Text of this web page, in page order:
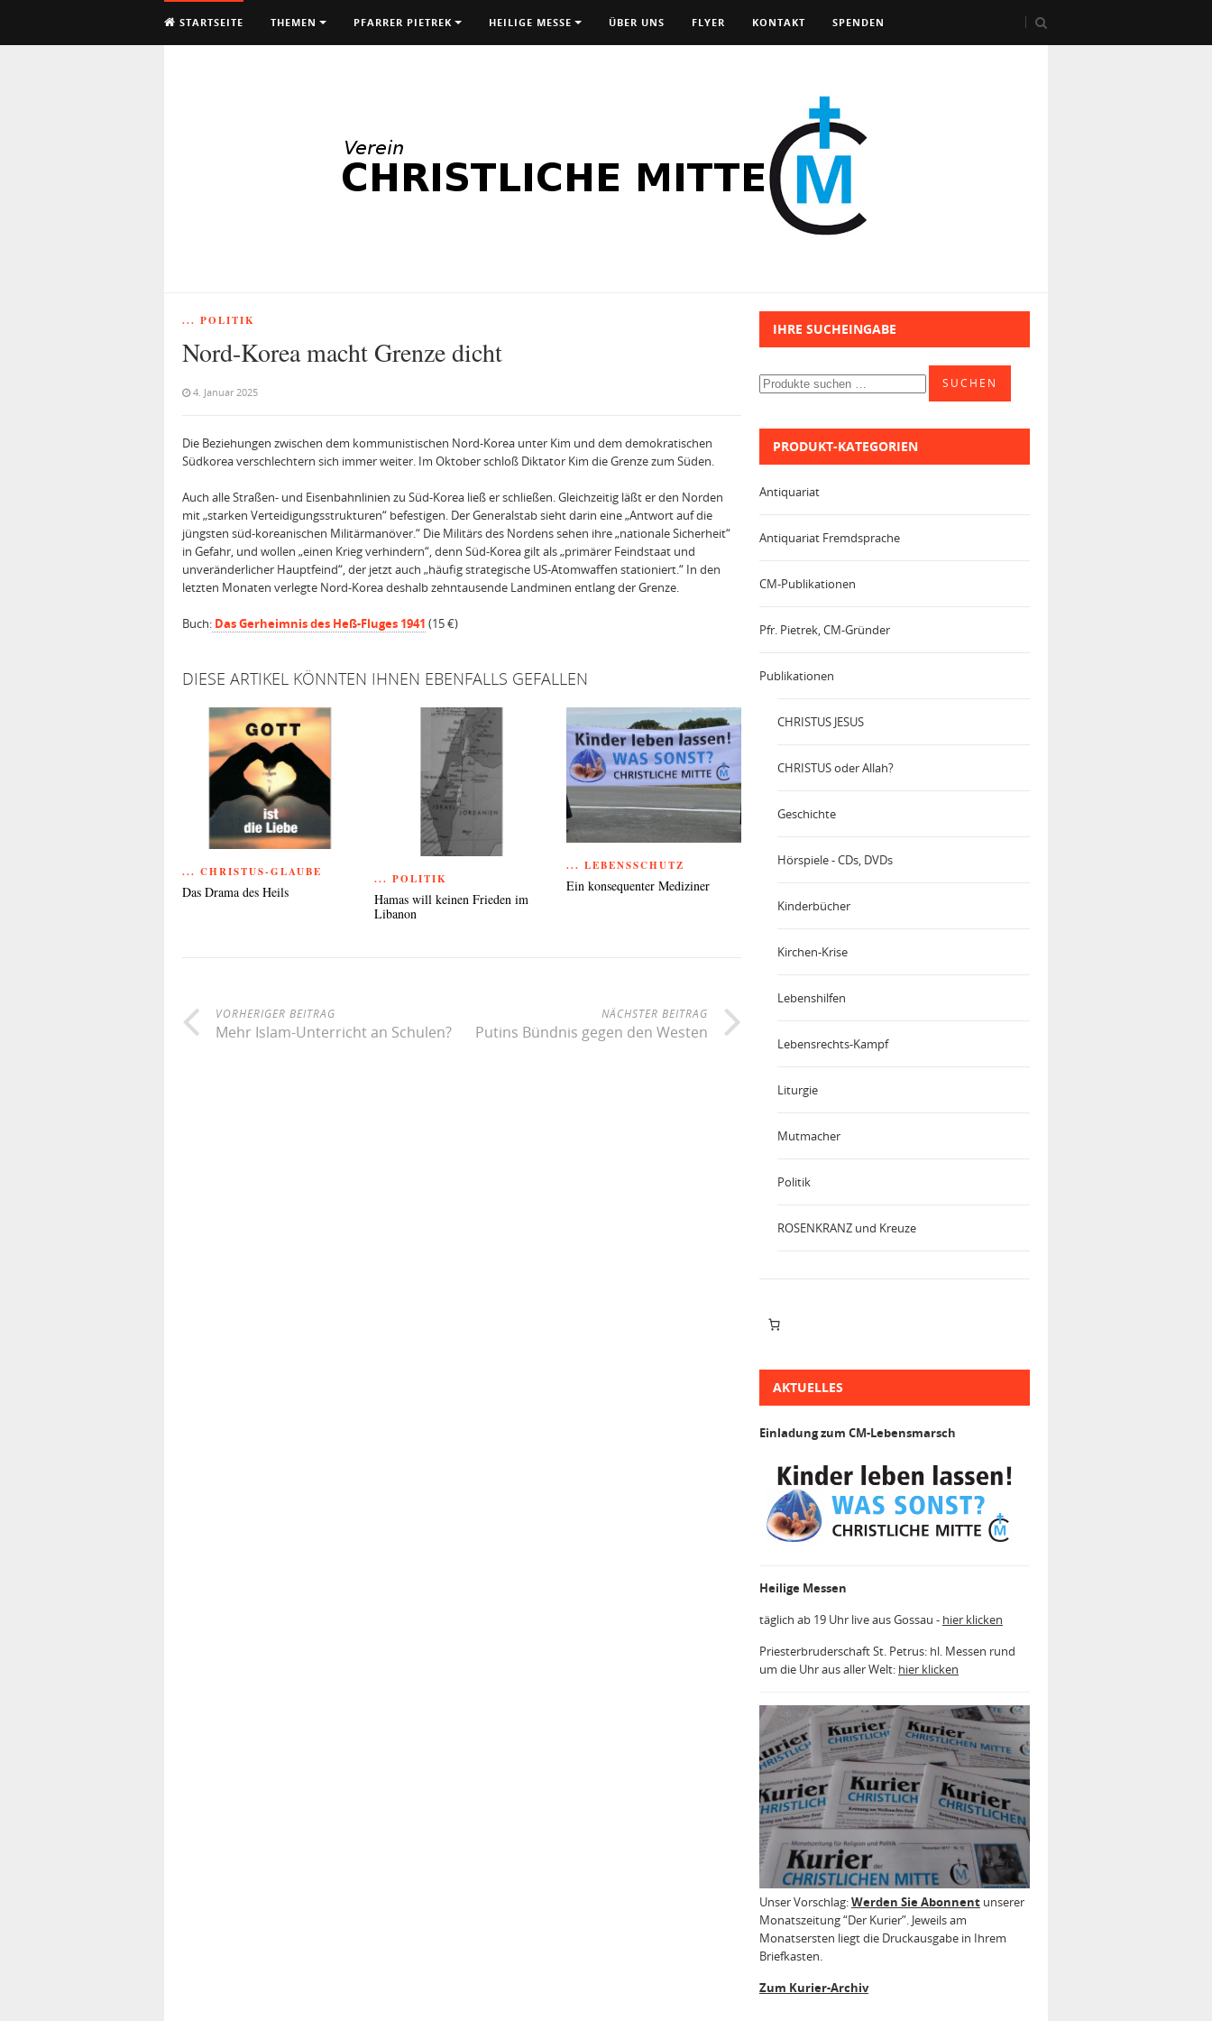
STARTSEITE THEMEN PFARRER PIETREK HEILIGE MESSE ÜBER UNS FLYER KONTAKT SPENDEN
... POLITIK
Nord-Korea macht Grenze dicht
4. Januar 2025
Die Beziehungen zwischen dem kommunistischen Nord-Korea unter Kim und dem demokratischen
Südkorea verschlechtern sich immer weiter. Im Oktober schloß Diktator Kim die Grenze zum Süden.
Auch alle Straßen- und Eisenbahnlinien zu Süd-Korea ließ er schließen. Gleichzeitig läßt er den Norden
mit „starken Verteidigungsstrukturen“ befestigen. Der Generalstab sieht darin eine „Antwort auf die
jüngsten süd-koreanischen Militärmanöver.“ Die Militärs des Nordens sehen ihre „nationale Sicherheit“
in Gefahr, und wollen „einen Krieg verhindern“, denn Süd-Korea gilt als „primärer Feindstaat und
unveränderlicher Hauptfeind“, der jetzt auch „häufig strategische US-Atomwaffen stationiert.“ In den
letzten Monaten verlegte Nord-Korea deshalb zehntau­sende Landminen entlang der Grenze.
Buch: Das Gerheimnis des Heß-Fluges 1941 (15 €)
DIESE ARTIKEL KÖNNTEN IHNEN EBENFALLS GEFALLEN
... CHRISTUS-GLAUBE
Das Drama des Heils
... POLITIK
Hamas will keinen Frieden im
Libanon
... LEBENSSCHUTZ
Ein konsequenter Mediziner
VORHERIGER BEITRAG
Mehr Islam-Unterricht an Schulen?
NÄCHSTER BEITRAG
Putins Bündnis gegen den Westen
IHRE SUCHEINGABE
Suchen
nach:
SUCHEN
PRODUKT-KATEGORIEN
Antiquariat
Antiquariat Fremdsprache
CM-Publikationen
Pfr. Pietrek, CM-Gründer
Publikationen
CHRISTUS JESUS
CHRISTUS oder Allah?
Geschichte
Hörspiele - CDs, DVDs
Kinderbücher
Kirchen-Krise
Lebenshilfen
Lebensrechts-Kampf
Liturgie
Mutmacher
Politik
ROSENKRANZ und Kreuze
AKTUELLES
Einladung zum CM-Lebensmarsch
Heilige Messen
täglich ab 19 Uhr live aus Gossau - hier klicken
Priesterbruderschaft St. Petrus: hl. Messen rund
um die Uhr aus aller Welt: hier klicken
Unser Vorschlag:Werden Sie Abonnent unserer
Monatszeitung “Der Kurier”. Jeweils am
Monatsersten liegt die Druckausgabe in Ihrem
Briefkasten.
Zum Kurier-Archiv